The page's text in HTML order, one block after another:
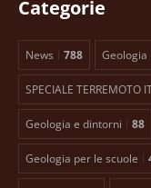
Categorie
News 788 Geologia
SPECIALE TERREMOTO
Geologia e dintorni 88
Geologia per le scuole